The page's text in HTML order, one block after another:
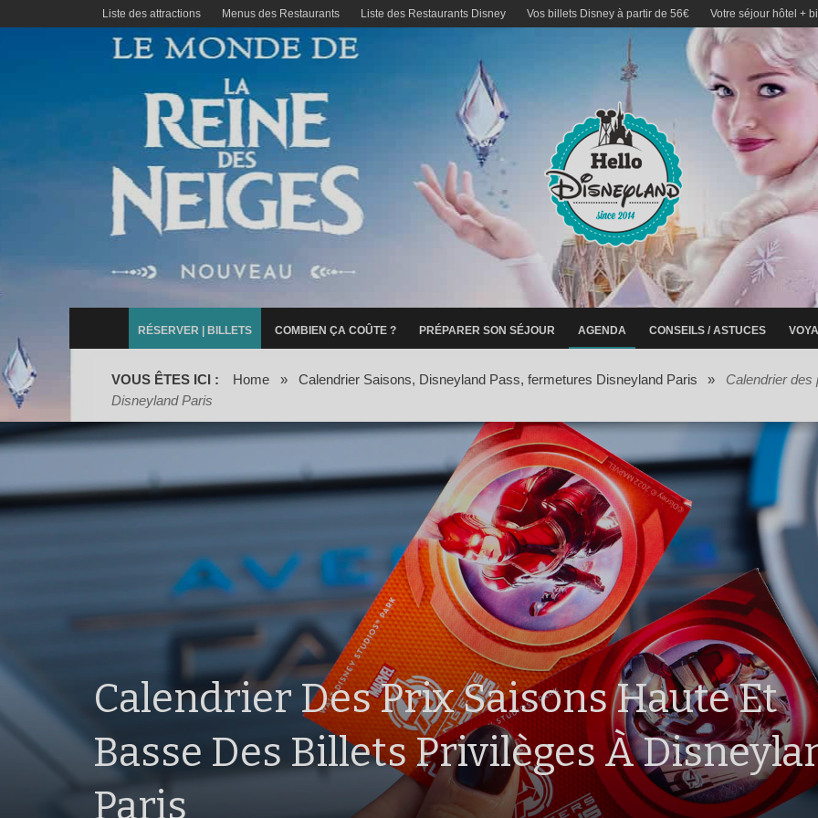
Liste des attractions Menus des Restaurants Liste des Restaurants Disney Vos billets Disney à partir de 56€ Votre séjour hôtel +
RÉSERVER | BILLETS COMBIEN ÇA COÛTE ? PRÉPARER SON SÉJOUR AGENDA CONSEILS / ASTUCES
VOUS ÊTES ICI : Home » Calendrier Saisons, Disneyland Pass, fermetures Disneyland Paris »
Calendrier des
Disneyland Paris
Calendrier Des Prix Saisons Haute Et
Basse Des Billets Privilèges À
Paris